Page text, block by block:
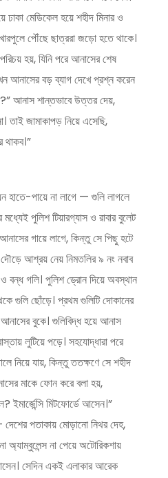
ঢাকা মেডিকেল হয়ে শহীদ মিনার ও
পৌঁছে ছাত্ররা জড়ো হতে থাকে।
হয়, যিনি পরে আনাসের শেষ
আনাসের বড় ব্যাগ দেখে প্রশ্ন করেন
আনাস শান্তভাবে উত্তর দেয়,
তাই জামাকাপড় নিয়ে এসেছি,
থাকব।”
হাতে-পায়ে না লাগে — গুলি লাগলে
পুলিশ টিয়ারগ্যাস ও রাবার বুলেট
গায়ে লাগে, কিন্তু সে পিছু হটে
আশ্রয় নেয় নিমতলির ৯ নং নবাব
বন্ধ গলি। পুলিশ ড্রোন দিয়ে অবস্থান
গুলি ছোঁড়ে। প্রথম গুলিটি দোকানের
আনাসের বুকে। গুলিবিদ্ধ হয়ে আনাস
লুটিয়ে পড়ে। সহযোদ্ধারা পরে
নিয়ে যায়, কিন্তু ততক্ষণে সে শহীদ
মাকে ফোন করে বলা হয়,
মিটফোর্ডে আসেন।”
পতাকায় মোড়ানো নিথর দেহ,
না পেয়ে অটোরিকশায়
সেদিন একই এলাকার আরেক